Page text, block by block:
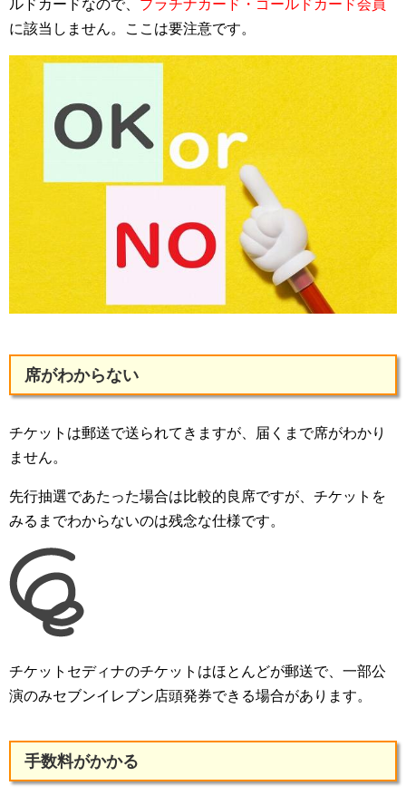
ルドカードなので、 プラチナカード・ゴールドカード会員
に該当しません。ここは要注意です。
席がわからない
チケットは郵送で送られてきますが、届くまで席がわかり
ません。
先行抽選であたった場合は比較的良席ですが、チケットを
みるまでわからないのは残念な仕様です。
チケットセディナのチケットはほとんどが郵送で、一部公
演のみセブンイレブン店頭発券できる場合があります。
手数料がかかる